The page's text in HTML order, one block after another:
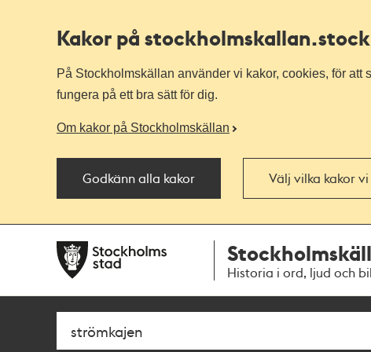
Kakor på stockholmskallan
På Stockholmskällan använder vi kakor, cookies, för
fungera på ett bra sätt för dig.
Om kakor på Stockholmskällan
Godkänn alla kakor Välj vilka kakor
navigationen
huvudinnehållet
Historia i ord, ljud och
Sök